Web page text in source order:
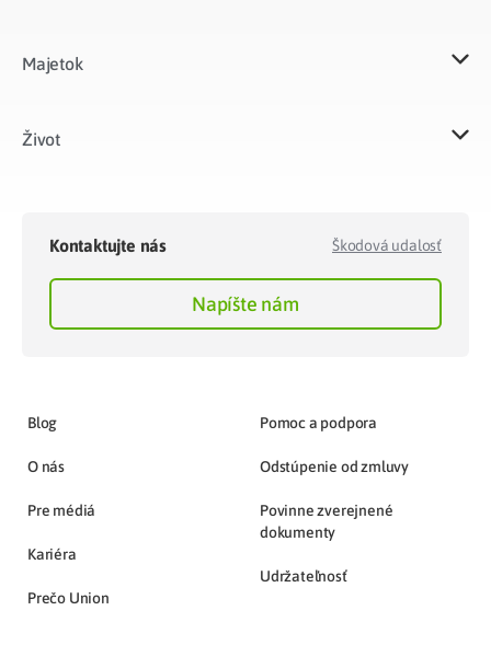
Majetok​
Život​
Kontaktujte nás Škodová udalosť
Napíšte nám
Blog
O nás
Pre médiá
Kariéra
Prečo Union
Pomoc a podpora
Odstúpenie od zmluvy
Povinne zverejnené
dokumenty
Udržateľnosť